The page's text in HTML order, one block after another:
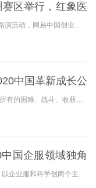
赛区举行，红象医
经过长达一个月的网上项目招募，举办了半决赛的路演活动，网易中国创业者大赛(广州大会区)的决赛于10月20日在广州市网易大厦博学堂成功举行，10家优秀项目团队进行了同样的比赛
中国革新成长公
拥抱变化，随时战斗！ 年终时，回顾过去的一年，所有的困难、战斗、收获和喜悦都已经将故事固定在时间的长轴上，我们的青春盛行，但更坚韧。 全球疫情爆发，贸易摩擦、技术封
国企服领域独角
虽然很痛苦，但也是机会潜藏的一年。 12月18日，以企业服和科学创两个主题为中心，由创业黑马主办的第13届创业家年会在北京召开。 创业黑马董事长牛文文、58同城ceo姚劲波、红杉资